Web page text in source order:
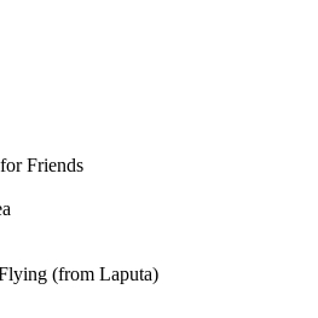
Friends
(from Laputa)